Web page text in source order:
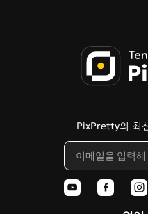
PixPretty의 최
이미지 → 스케치
치비 캐릭터 생성
픽사 스타일 필터
AI 폴라로이드
Tenorshare AI 이미지 감지
PDNob 온라인 에디터